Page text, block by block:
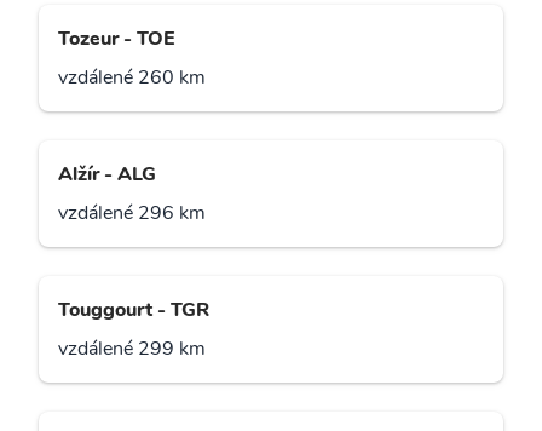
Tozeur - TOE
vzdálené 260 km
Alžír - ALG
vzdálené 296 km
Touggourt - TGR
vzdálené 299 km